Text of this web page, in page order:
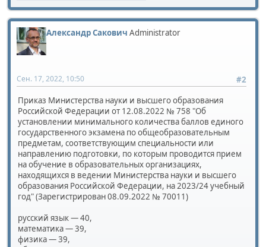
Александр Сакович Administrator
#2
Сен. 17, 2022, 10:50
Приказ Министерства науки и высшего образования
Российской Федерации от 12.08.2022 № 758 "Об
установлении минимального количества баллов единого
государственного экзамена по общеобразовательным
предметам, соответствующим специальности или
направлению подготовки, по которым проводится прием
на обучение в образовательных организациях,
находящихся в ведении Министерства науки и высшего
образования Российской Федерации, на 2023/24 учебный
год" (Зарегистрирован 08.09.2022 № 70011)
русский язык — 40,
математика — 39,
физика — 39,